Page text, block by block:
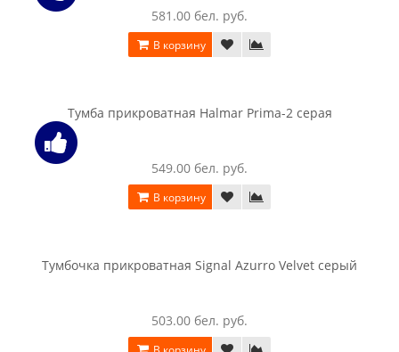
Тумба прикроватная SV-мебель (МС Соло К) со щитом,
белый/белый глянец/венге